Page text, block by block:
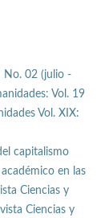
No. 02 (julio -
Vol. 19
Vol. XIX:
capitalismo
en las
Ciencias y
Ciencias y